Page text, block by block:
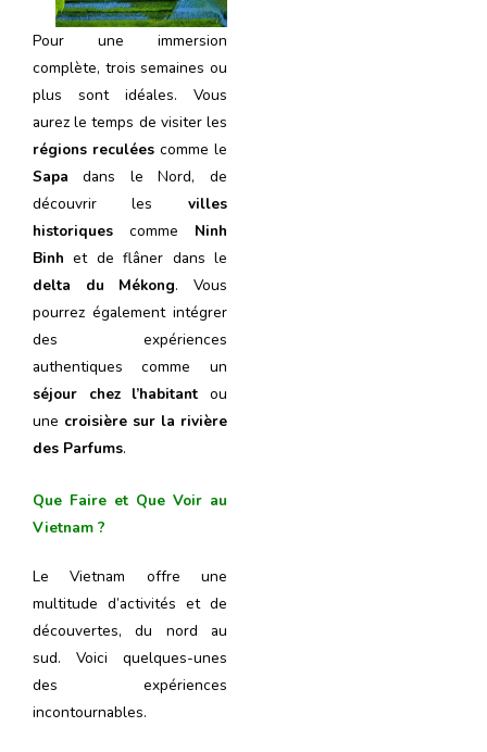
Pour une immersion
complète, trois semaines ou
plus sont idéales. Vous
aurez le temps de visiter les
régions reculéescomme le
Sapa dans le Nord, de
découvrir les villes
historiques comme Ninh
Binh et de flâner dans le
delta du Mékong. Vous
pourrez également intégrer
des expériences
authentiques comme un
séjour chez l’habitant ou
une croisière sur la rivière
des Parfums.
Que Faire et Que Voir au
Vietnam ?
Le Vietnam offre une
multitude d’activités et de
découvertes, du nord au
sud. Voici quelques-unes
des expériences
incontournables.